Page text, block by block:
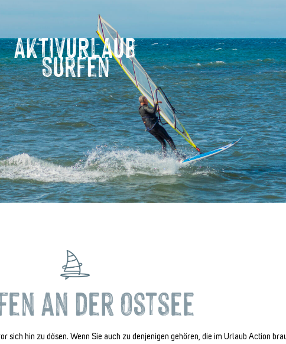
AKTIVURLAUB
Surfen
an der Ostsee
hin zu dösen. Wenn Sie auch zu denjenigen gehören, die im Urlaub Action